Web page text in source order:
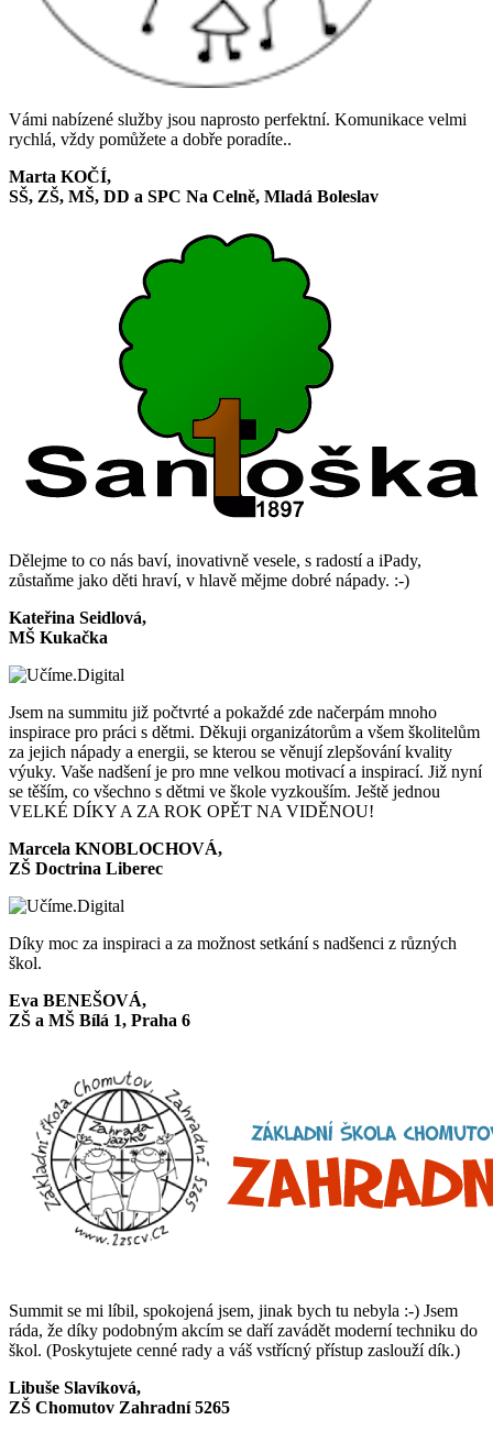
Vámi nabízené služby jsou naprosto perfektní. Komunikace velmi
rychlá, vždy pomůžete a dobře poradíte..
Marta KOČÍ,
SŠ, ZŠ, MŠ, DD a SPC Na Celně, Mladá Boleslav
Dělejme to co nás baví, inovativně vesele, s radostí a iPady,
zůstaňme jako děti hraví, v hlavě mějme dobré nápady. :-)
Kateřina Seidlová,
MŠ Kukačka
Jsem na summitu již počtvrté a pokaždé zde načerpám mnoho
inspirace pro práci s dětmi. Děkuji organizátorům a všem školitelům
za jejich nápady a energii, se kterou se věnují zlepšování kvality
výuky. Vaše nadšení je pro mne velkou motivací a inspirací. Již nyní
se těším, co všechno s dětmi ve škole vyzkouším. Ještě jednou
VELKÉ DÍKY A ZA ROK OPĚT NA VIDĚNOU!
Marcela KNOBLOCHOVÁ,
ZŠ Doctrina Liberec
Díky moc za inspiraci a za možnost setkání s nadšenci z různých
škol.
Eva BENEŠOVÁ,
ZŠ a MŠ Bílá 1, Praha 6
Summit se mi líbil, spokojená jsem, jinak bych tu nebyla :-) Jsem
ráda, že díky podobným akcím se daří zavádět moderní techniku do
škol. (Poskytujete cenné rady a váš vstřícný přístup zaslouží dík.)
Libuše Slavíková,
ZŠ Chomutov Zahradní 5265